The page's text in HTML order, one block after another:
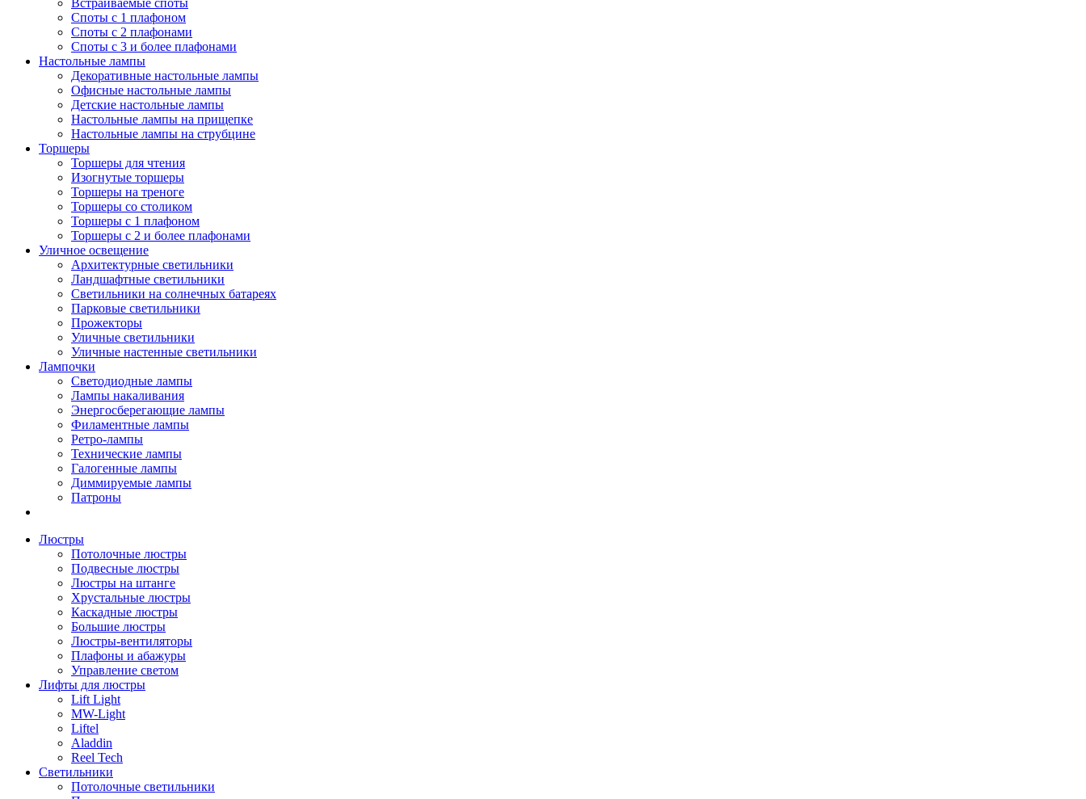
Встраиваемые споты
Споты с 1 плафоном
Споты с 2 плафонами
Споты с 3 и более плафонами
Настольные лампы
Декоративные настольные лампы
Офисные настольные лампы
Детские настольные лампы
Настольные лампы на прищепке
Настольные лампы на струбцине
Торшеры
Торшеры для чтения
Изогнутые торшеры
Торшеры на треноге
Торшеры со столиком
Торшеры с 1 плафоном
Торшеры с 2 и более плафонами
Уличное освещение
Архитектурные светильники
Ландшафтные светильники
Светильники на солнечных батареях
Парковые светильники
Прожекторы
Уличные светильники
Уличные настенные светильники
Лампочки
Светодиодные лампы
Лампы накаливания
Энергосберегающие лампы
Филаментные лампы
Ретро-лампы
Технические лампы
Галогенные лампы
Диммируемые лампы
Патроны
Люстры
Потолочные люстры
Подвесные люстры
Люстры на штанге
Хрустальные люстры
Каскадные люстры
Большие люстры
Люстры-вентиляторы
Плафоны и абажуры
Управление светом
Лифты для люстры
Lift Light
MW-Light
Liftel
Aladdin
Reel Tech
Светильники
Потолочные светильники